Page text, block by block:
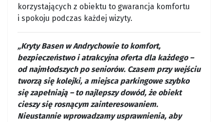
korzystających z obiektu to gwarancja komfortu
i spokoju podczas każdej wizyty.
„Kryty Basen w Andrychowie to komfort,
bezpieczeństwo i atrakcyjna oferta dla każdego –
od najmłodszych po seniorów. Czasem przy wejściu
tworzą się kolejki, a miejsca parkingowe szybko
się zapełniają – to najlepszy dowód, że obiekt
cieszy się rosnącym zainteresowaniem.
Nieustannie wprowadzamy usprawnienia, aby